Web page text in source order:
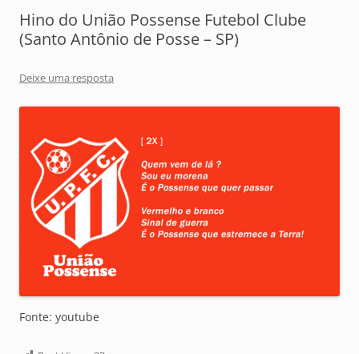
Hino do União Possense Futebol Clube
(Santo Antônio de Posse – SP)
Deixe uma resposta
Fonte: youtube